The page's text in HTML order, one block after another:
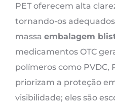
PET oferecem alta
tornando-os
massa embalagem
medicamentos OTC
polímeros como PVDC,
priorizam a proteção
visibilidade; eles são